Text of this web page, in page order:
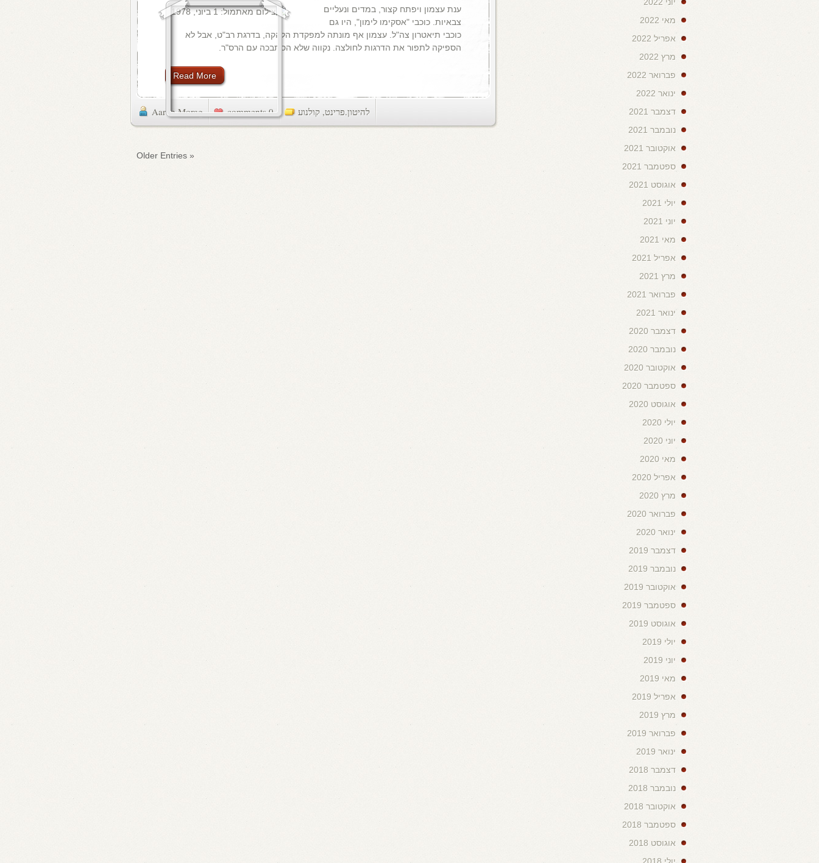
ענת עצמון ויפתח קצור, במדים ונעליים
צבאיות. כוכבי "אסקימו לימון", היו גם
כוכבי תיאטרון צה"ל. עצמון אף מונתה למפקדת הלהקה, בדרגת רב"ט, אבל לא
הספיקה לתפור את הדרגות לחולצה. נקווה שלא הסתבכה עם הרס"ר.
Read More
Aaron Morag 0 comments להיטון.פרינט, קולנוע
« Older Entries
יוני 2022
מאי 2022
אפריל 2022
מרץ 2022
פברואר 2022
ינואר 2022
דצמבר 2021
נובמבר 2021
אוקטובר 2021
ספטמבר 2021
אוגוסט 2021
יולי 2021
יוני 2021
מאי 2021
אפריל 2021
מרץ 2021
פברואר 2021
ינואר 2021
דצמבר 2020
נובמבר 2020
אוקטובר 2020
ספטמבר 2020
אוגוסט 2020
יולי 2020
יוני 2020
מאי 2020
אפריל 2020
מרץ 2020
פברואר 2020
ינואר 2020
דצמבר 2019
נובמבר 2019
אוקטובר 2019
ספטמבר 2019
אוגוסט 2019
יולי 2019
יוני 2019
מאי 2019
אפריל 2019
מרץ 2019
פברואר 2019
ינואר 2019
דצמבר 2018
נובמבר 2018
אוקטובר 2018
ספטמבר 2018
אוגוסט 2018